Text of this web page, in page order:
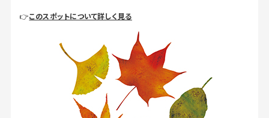
👉このスポットについて詳しく見る